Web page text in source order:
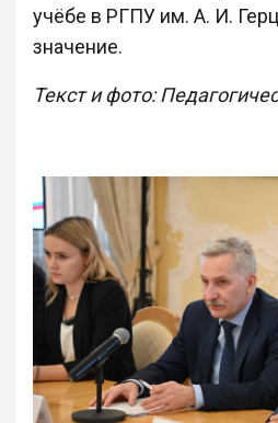
учёбе в РГПУ им. А. И.
значение.
Текст и фото: